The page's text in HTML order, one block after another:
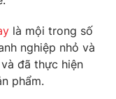
số 483/GP-BTTTT
là mội trong số
nghiệp nhỏ và
đã thực hiện
phẩm.